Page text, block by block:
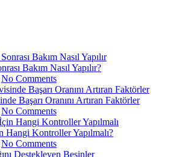
Bakım Nasıl Yapılır?
No Comments
Başarı Oranını Artıran Faktörler
No Comments
Hangi Kontroller Yapılmalı?
No Comments